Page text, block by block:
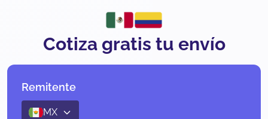
Cotiza gratis tu envío
Remitente
MX